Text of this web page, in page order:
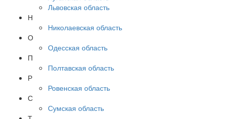
Львовская область
Н
Николаевская область
О
Одесская область
П
Полтавская область
Р
Ровенская область
С
Сумская область